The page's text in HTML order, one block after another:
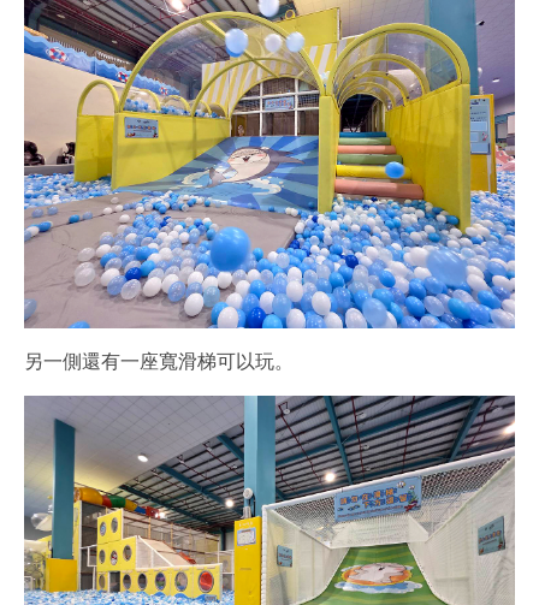
另一側還有一座寬滑梯可以玩。